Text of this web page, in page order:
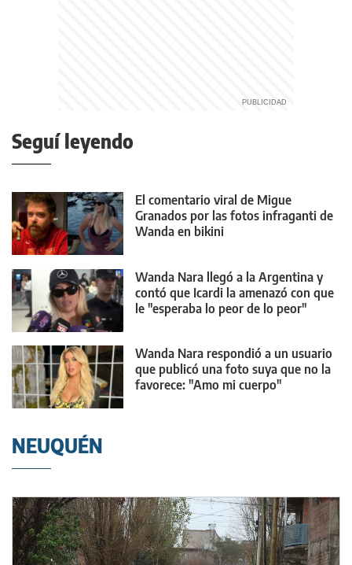
Seguí leyendo
El comentario viral de Migue
Granados por las fotos infraganti de
Wanda en bikini
Wanda Nara llegó a la Argentina y
contó que Icardi la amenazó con que
le "esperaba lo peor de lo peor"
Wanda Nara respondió a un usuario
que publicó una foto suya que no la
favorece: "Amo mi cuerpo"
NEUQUÉN